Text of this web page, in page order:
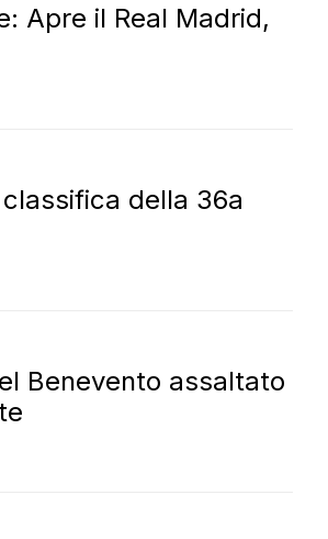
Apre il Real Madrid,
della 36a
Benevento assaltato